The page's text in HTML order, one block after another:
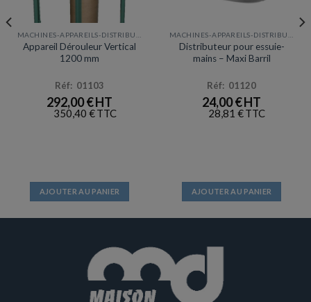
Appareil Dérouleur Vertical
1200 mm
Réf: 01103
292,00€
350,40 €
AJOUTER AU PANIER
Distributeur pour essuie-
mains – Maxi Barril
Réf: 01120
24,00€
28,81 €
AJOUTER AU PANIER